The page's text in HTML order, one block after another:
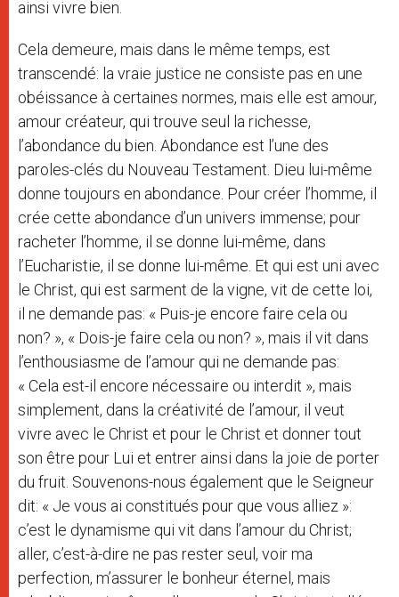
ainsi vivre bien.
Cela demeure, mais dans le même temps, est
transcendé: la vraie justice ne consiste pas en une
obéissance à certaines normes, mais elle est amour,
amour créateur, qui trouve seul la richesse,
l’abondance du bien. Abondance est l’une des
paroles-clés du Nouveau Testament. Dieu lui-même
donne toujours en abondance. Pour créer l’homme, il
crée cette abondance d’un univers immense; pour
racheter l’homme, il se donne lui-même, dans
l’Eucharistie, il se donne lui-même. Et qui est uni avec
le Christ, qui est sarment de la vigne, vit de cette loi,
il ne demande pas: « Puis-je encore faire cela ou
non? », « Dois-je faire cela ou non? », mais il vit dans
l’enthousiasme de l’amour qui ne demande pas:
« Cela est-il encore nécessaire ou interdit », mais
simplement, dans la créativité de l’amour, il veut
vivre avec le Christ et pour le Christ et donner tout
son être pour Lui et entrer ainsi dans la joie de porter
du fruit. Souvenons-nous également que le Seigneur
dit: « Je vous ai constitués pour que vous alliez »:
c’est le dynamisme qui vit dans l’amour du Christ;
aller, c’est-à-dire ne pas rester seul, voir ma
perfection, m’assurer le bonheur éternel, mais